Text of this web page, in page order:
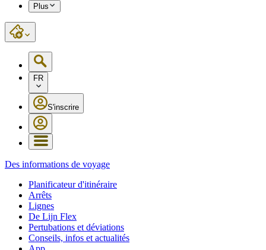
Plus
FR
S'inscrire
Des informations de voyage
Planificateur d'itinéraire
Arrêts
Lignes
De Lijn Flex
Pertubations et déviations
Conseils, infos et actualités